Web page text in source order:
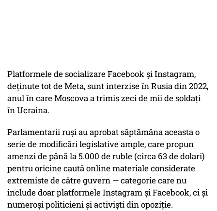
Platformele de socializare Facebook și Instagram,
deținute tot de Meta, sunt interzise în Rusia din 2022,
anul în care Moscova a trimis zeci de mii de soldați
în Ucraina.
Parlamentarii ruși au aprobat săptămâna aceasta o
serie de modificări legislative ample, care propun
amenzi de până la 5.000 de ruble (circa 63 de dolari)
pentru oricine caută online materiale considerate
extremiste de către guvern — categorie care nu
include doar platformele Instagram și Facebook, ci și
numeroși politicieni și activiști din opoziție.